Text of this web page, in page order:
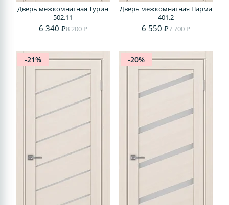
Дверь межкомнатная Турин
502.11
6 340 ₽8 200 ₽
Дверь межкомнатная Парма
401.2
6 550 ₽7 700 ₽
-21% -20%